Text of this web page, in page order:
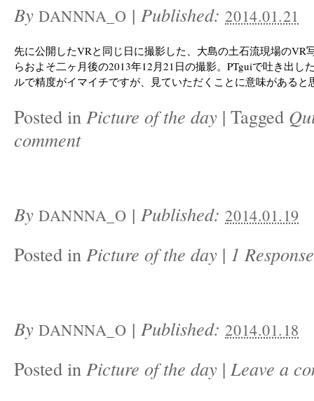
By DANNNA_O |Published:2014.01.21
先に公開したVRと同じ日に撮影した、大島の土石流現場のVR
らおよそ二ヶ月後の2013年12月21日の撮影。PTguiで吐き出し
ルで精度がイマイチですが、見ていただくことに意味がある
Posted in Picture of the day | Tagged
comment
By DANNNA_O |Published:2014.01.19
Posted in Picture of the day | 1 Response
By DANNNA_O |Published:2014.01.18
Posted in Picture of the day | Leave a